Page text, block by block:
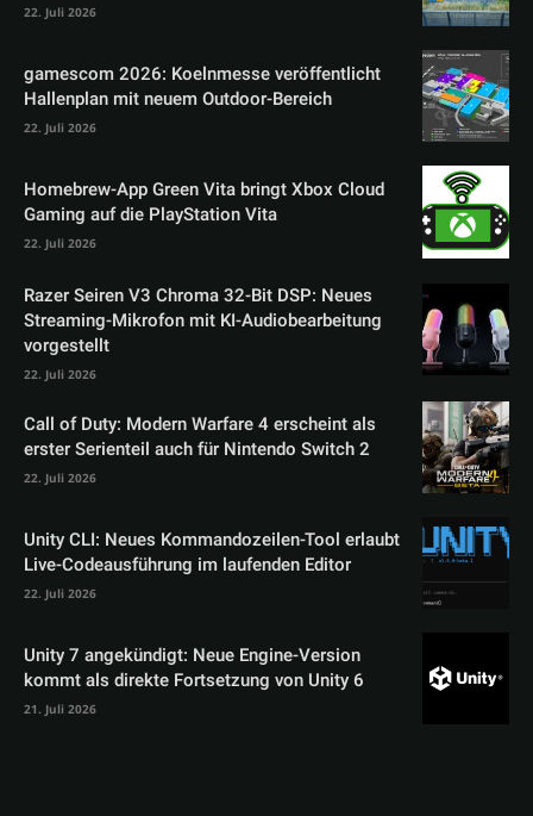
22. Juli 2026
gamescom 2026: Koelnmesse veröffentlicht
Hallenplan mit neuem Outdoor-Bereich
22. Juli 2026
Homebrew-App Green Vita bringt Xbox Cloud
Gaming auf die PlayStation Vita
22. Juli 2026
Razer Seiren V3 Chroma 32-Bit DSP: Neues
Streaming-Mikrofon mit KI-Audiobearbeitung
vorgestellt
22. Juli 2026
Call of Duty: Modern Warfare 4 erscheint als
erster Serienteil auch für Nintendo Switch 2
22. Juli 2026
Unity CLI: Neues Kommandozeilen-Tool erlaubt
Live-Codeausführung im laufenden Editor
22. Juli 2026
Unity 7 angekündigt: Neue Engine-Version
kommt als direkte Fortsetzung von Unity 6
21. Juli 2026